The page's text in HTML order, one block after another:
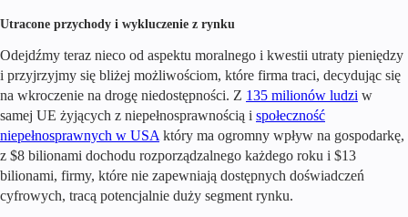
Utracone przychody i wykluczenie z rynku
Odejdźmy teraz nieco od aspektu moralnego i kwestii utraty pieniędzy
i przyjrzyjmy się bliżej możliwościom, które firma traci, decydując się
na wkroczenie na drogę niedostępności. Z 135 milionów ludzi w
samej UE żyjących z niepełnosprawnością i społeczność
niepełnosprawnych w USA który ma ogromny wpływ na gospodarkę,
z $8 bilionami dochodu rozporządzalnego każdego roku i $13
bilionami, firmy, które nie zapewniają dostępnych doświadczeń
cyfrowych, tracą potencjalnie duży segment rynku.